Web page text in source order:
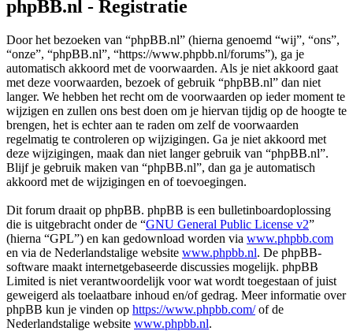
phpBB.nl - Registratie
Door het bezoeken van “phpBB.nl” (hierna genoemd “wij”, “ons”,
“onze”, “phpBB.nl”, “https://www.phpbb.nl/forums”), ga je
automatisch akkoord met de voorwaarden. Als je niet akkoord gaat
met deze voorwaarden, bezoek of gebruik “phpBB.nl” dan niet
langer. We hebben het recht om de voorwaarden op ieder moment te
wijzigen en zullen ons best doen om je hiervan tijdig op de hoogte te
brengen, het is echter aan te raden om zelf de voorwaarden
regelmatig te controleren op wijzigingen. Ga je niet akkoord met
deze wijzigingen, maak dan niet langer gebruik van “phpBB.nl”.
Blijf je gebruik maken van “phpBB.nl”, dan ga je automatisch
akkoord met de wijzigingen en of toevoegingen.
Dit forum draait op phpBB. phpBB is een bulletinboardoplossing
die is uitgebracht onder de “GNU General Public License v2”
(hierna “GPL”) en kan gedownload worden via www.phpbb.com
en via de Nederlandstalige website www.phpbb.nl. De phpBB-
software maakt internetgebaseerde discussies mogelijk. phpBB
Limited is niet verantwoordelijk voor wat wordt toegestaan of juist
geweigerd als toelaatbare inhoud en/of gedrag. Meer informatie over
phpBB kun je vinden op https://www.phpbb.com/of de
Nederlandstalige website www.phpbb.nl.